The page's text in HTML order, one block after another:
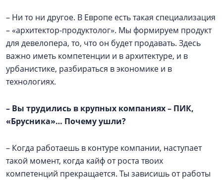
– Ни то ни другое. В Европе есть такая специализация
– «архитектор-продуктолог». Мы формируем продукт
для девелопера, то, что он будет продавать. Здесь
важно иметь компетенции и в архитектуре, и в
урбанистике, разбираться в экономике и в
технологиях.
– Вы трудились в крупных компаниях – ПИК,
«Брусника»… Почему ушли?
– Когда работаешь в контуре компании, наступает
такой момент, когда кайф от роста твоих
компетенций прекращается. Ты зависишь от работы